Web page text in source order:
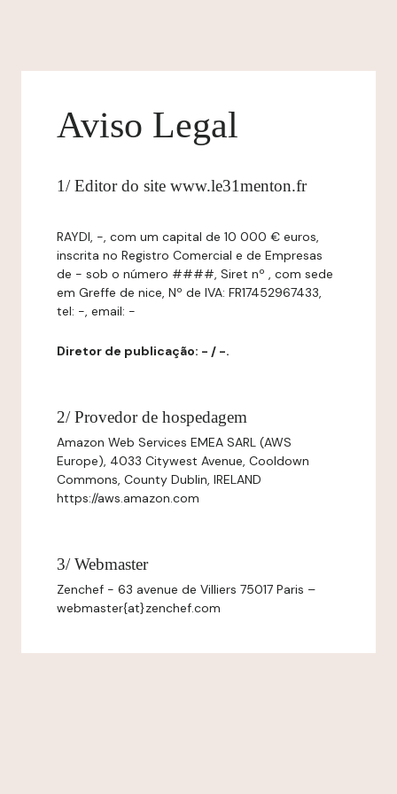
Aviso Legal
1/ Editor do site www.le31menton.fr
RAYDI, -, com um capital de 10 000 € euros,
inscrita no Registro Comercial e de Empresas
de - sob o número ####, Siret nº , com sede
em Greffe de nice, Nº de IVA: FR17452967433,
tel: -, email: -
Diretor de publicação: - / -.
2/ Provedor de hospedagem
Amazon Web Services EMEA SARL (AWS
Europe), 4033 Citywest Avenue, Cooldown
Commons, County Dublin, IRELAND
https://aws.amazon.com
3/ Webmaster
Zenchef - 63 avenue de Villiers 75017 Paris –
webmaster{at}zenchef.com